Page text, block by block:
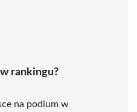
rankingu?
na podium w